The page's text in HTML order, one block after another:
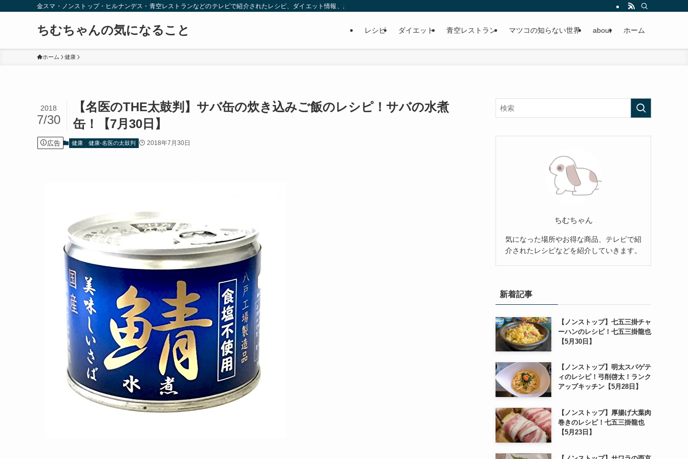
金スマ・ノンストップ・ヒルナンデス・青空レストランなどのテレビで紹介されたレシピ、ダイエット情報、お取り寄せなどを紹介します。
ちむちゃんの気になること レシピ ダイエット 青空レストラン マツコの知らない世界 about ホーム
ホーム 健康
【名医のTHE太鼓判】サバ缶の炊き込みご飯のレシピ！サバの水煮
缶！【7月30日】
2018
7/30
広告 健康 健康-名医の太鼓判 2018年7月30日
ちむちゃん
気になった場所やお得な商品、テレビで紹
介されたレシピなどを紹介していきます。
新着記事
【ノンストップ】七五三掛チャ
ーハンのレシピ！七五三掛龍也
【5月30日】
【ノンストップ】明太スパゲテ
ィのレシピ！弓削啓太！ランク
アップキッチン【5月28日】
【ノンストップ】厚揚げ大葉肉
巻きのレシピ！七五三掛龍也
【5月23日】